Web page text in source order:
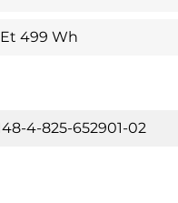
499 Wh
4-825-652901-02